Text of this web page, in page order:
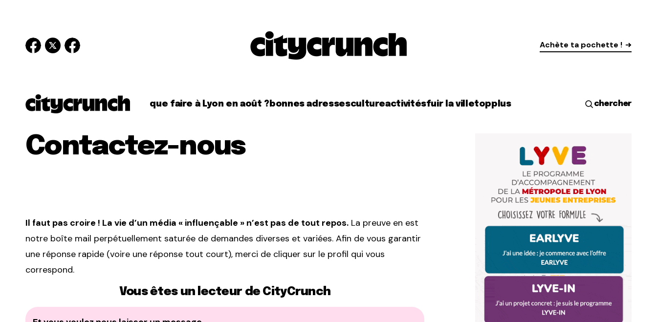
Achète ta pochette !
que faire à Lyon en août ? bonnes adressescultureactivitésfuir la villetopplus chercher
Contactez-nous
Il faut pas croire ! La vie d’un média « influençable » n’est pas de tout repos. La preuve en est
notre boîte mail perpétuellement saturée de demandes diverses et variées. Afin de vous garantir
une réponse rapide (voire une réponse tout court), merci de cliquer sur le profil qui vous
correspond.
Vous êtes un lecteur de CityCrunch